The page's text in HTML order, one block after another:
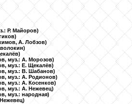
Р. Майоров)
А. Лобзов)
муз.: А. Морозов)
муз.: Е. Щекалёв)
муз.: В. Шабанов)
муз.: А. Родионов)
муз.: А. Косенков)
муз.: А. Нежевец)
муз.: народная)